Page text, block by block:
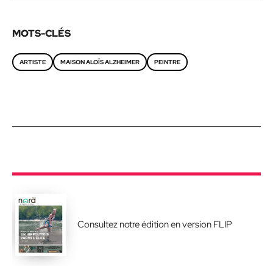
MOTS-CLÉS
ARTISTE MAISON ALOÏS ALZHEIMER PEINTRE
Consultez notre édition en version FLIP